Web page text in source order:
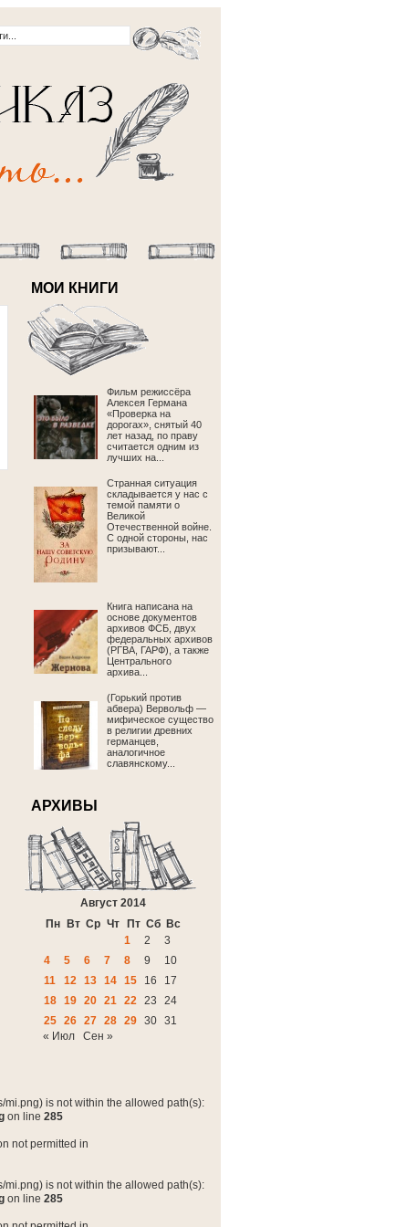
МОИ КНИГИ
Фильм режиссёра
Алексея Германа
«Проверка на
дорогах», снятый 40
лет назад, по праву
считается одним из
лучших на...
Странная ситуация
складывается у нас с
темой памяти о
Великой
Отечественной войне.
С одной стороны, нас
призывают...
Книга написана на
основе документов
архивов ФСБ, двух
федеральных архивов
(РГВА, ГАРФ), а также
Центрального
архива...
(Горький против
абвера) Вервольф —
мифическое существо
в религии древних
германцев,
аналогичное
славянскому...
АРХИВЫ
Август 2014
Пн
Вт Ср Чт Пт Сб Вс
1
2
3
4
5 6 7 8 9
10
11
12 13 14 15 16
17
18 19 20 21 22 23
24
25 26 27 28 29 30 31
« Июл
Сен »
is not within the allowed path(s):
on line 285
not permitted in
is not within the allowed path(s):
on line 285